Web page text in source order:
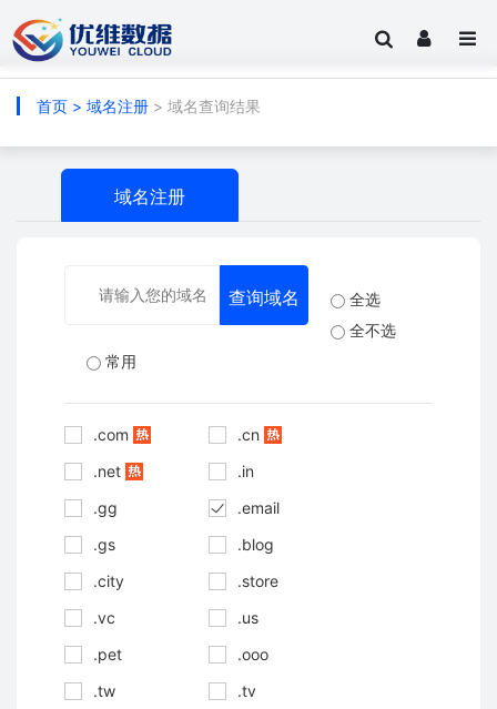
首页 > 域名注册 > 域名查询结果
域名注册
全选
全不选
常用
.com
.cn
.net
.in
.gg
.email
.gs
.blog
.city
.store
.vc
.us
.pet
.ooo
.tw
.tv